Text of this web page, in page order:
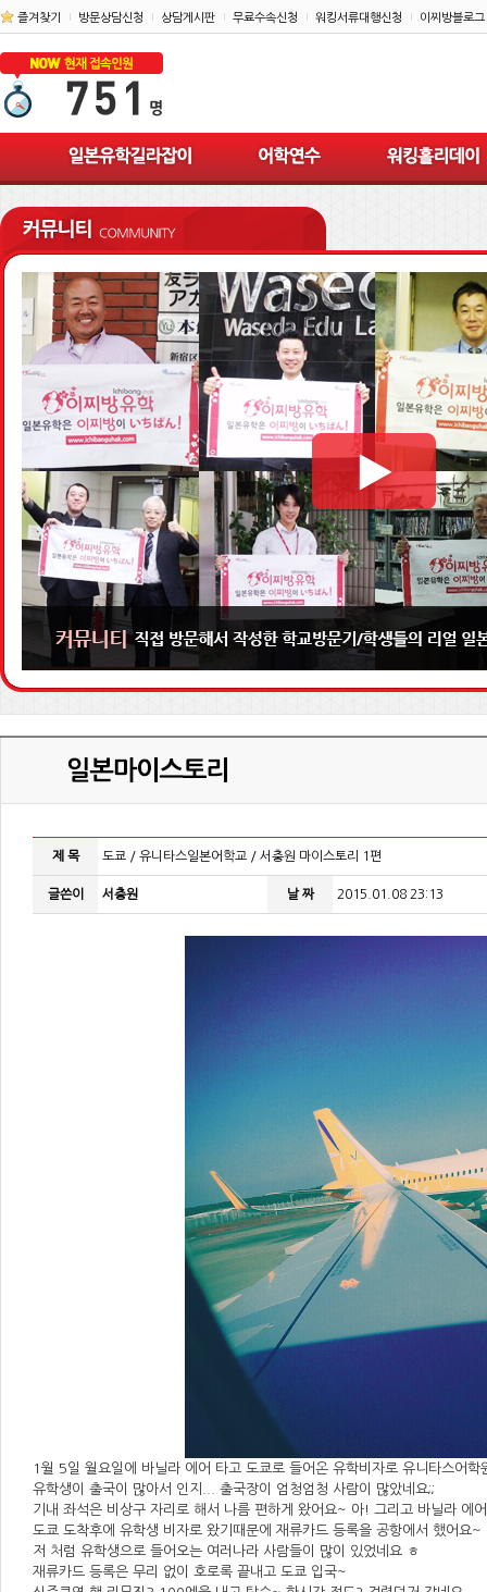
즐겨찾기 방문상담신청 상담게시판 무료수속신청 워킹서류대행신청 이찌방블로그
제 목 도쿄 / 유니타스일본어학교 / 서충원 마이스토리 1편
글쓴이 서충원 날 짜 2015.01.08 23:13
1월 5일 월요일에 바닐라 에어 타고 도쿄로 들어온 유학비자로 유니타스어학
유학생이 출국이 많아서 인지... 출국장이 엄청엄청 사람이 많았네요;;
기내 좌석은 비상구 자리로 해서 나름 편하게 왔어요~ 아! 그리고 바닐라 에
도쿄 도착후에 유학생 비자로 왔기때문에 재류카드 등록을 공항에서 했어요~
저 처럼 유학생으로 들어오는 여러나라 사람들이 많이 있었네요 ㅎ
재류카드 등록은 무리 없이 호로록 끝내고 도쿄 입국~